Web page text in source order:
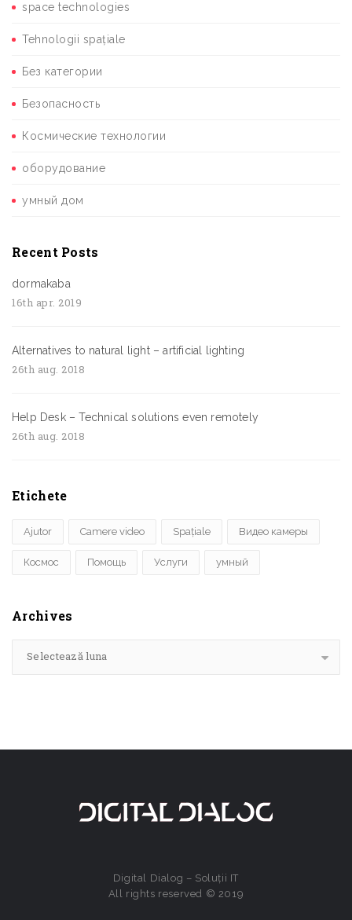
space technologies
Tehnologii spațiale
Без категории
Безопасность
Космические технологии
оборудование
умный дом
Recent Posts
dormakaba
16th apr. 2019
Alternatives to natural light – artificial lighting
26th aug. 2018
Help Desk – Technical solutions even remotely
26th aug. 2018
Etichete
Ajutor Camere video Spațiale Видео камеры
Космос Помощь Услуги умный
Archives
Selectează luna
Digital Dialog – Soluții IT
All rights reserved © 2019